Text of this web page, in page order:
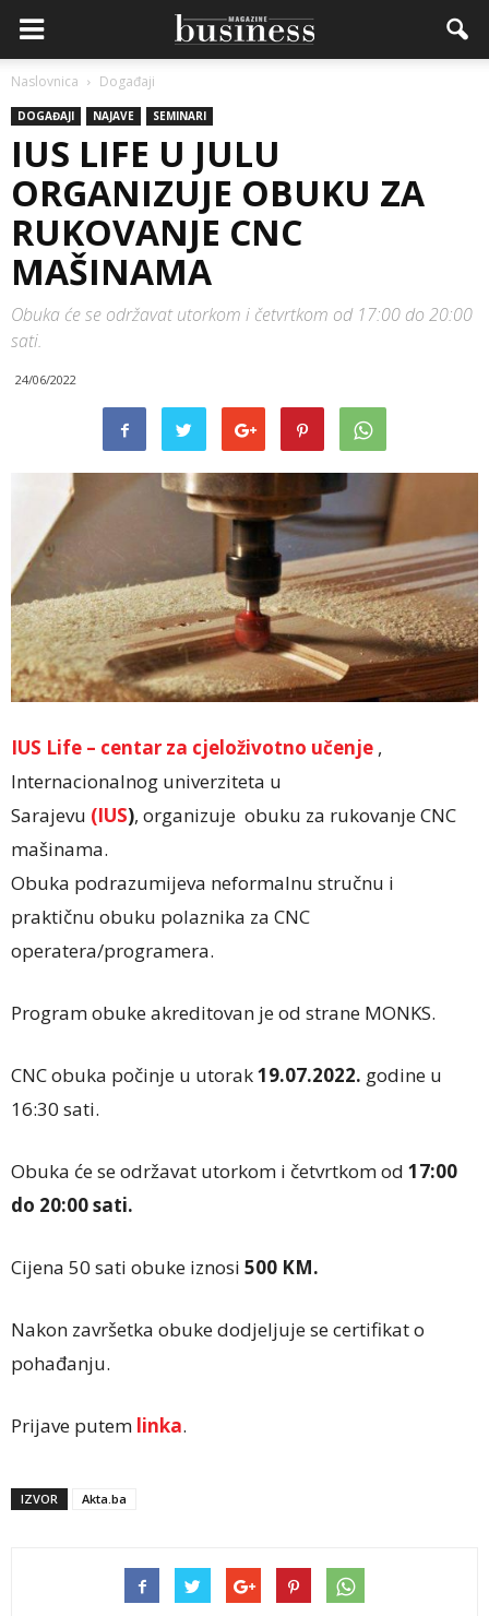
Naslovnica Događaji
DOGAĐAJI NAJAVE SEMINARI
IUS LIFE U JULU
ORGANIZUJE OBUKU ZA
RUKOVANJE CNC
MAŠINAMA
Obuka će se održavat utorkom i četvrtkom od 17:00 do 20:00
sati.
24/06/2022
IUS Life – centar za cjeloživotno učenje ,
Internacionalnog univerziteta u
Sarajevu (IUS), organizuje obuku za rukovanje CNC
mašinama.
Obuka podrazumijeva neformalnu stručnu i
praktičnu obuku polaznika za CNC
operatera/programera.
Program obuke akreditovan je od strane MONKS.
CNC obuka počinje u utorak19.07.2022. godine u
16:30 sati.
Obuka će se održavat utorkom i četvrtkom od 17:00
do 20:00 sati.
Cijena 50 sati obuke iznosi 500 KM.
Nakon završetka obuke dodjeljuje se certifikat o
pohađanju.
Prijave putem linka.
IZVOR Akta.ba